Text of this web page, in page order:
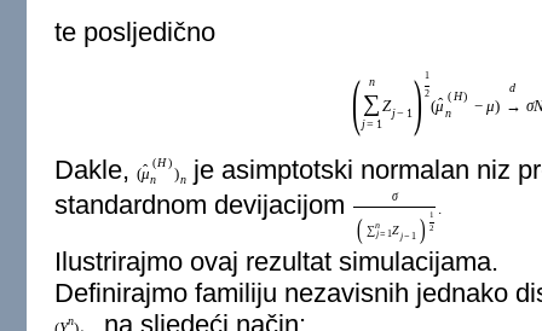
te posljedično
( n
∑
j= 1
Zj− 1 ) 1
2
(ˆ
μ
( H)
n
− μ)
d
→ σ
Dakle, (ˆ
μ
(H)
n
)nje asimptotski normalan niz
standardnom devijacijom
σ
( ∑n
j= 1Zj− 1 )
1
2
Ilustrirajmo ovaj rezultat simulacijama.
Definirajmo familiju nezavisnih jednako
n
na sljedeći način: